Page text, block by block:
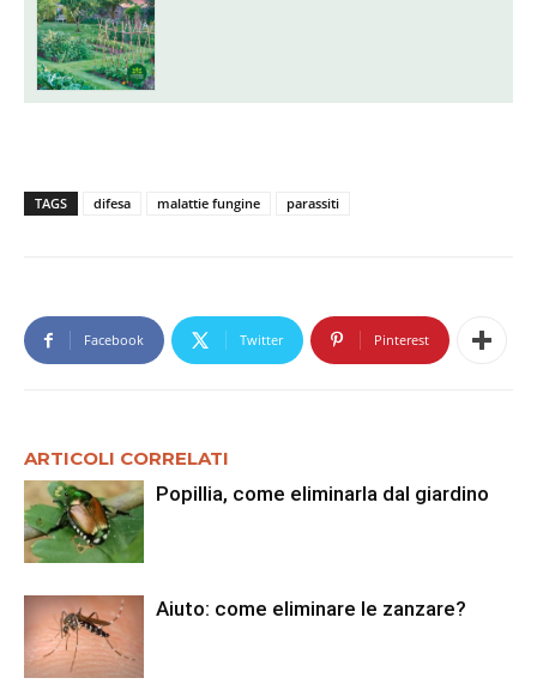
TAGS difesa malattie fungine parassiti
Facebook Twitter Pinterest
ARTICOLI CORRELATI
Popillia, come eliminarla dal giardino
Aiuto: come eliminare le zanzare?